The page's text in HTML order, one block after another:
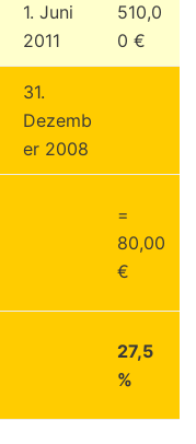
1. Juni
2011
510,0
0 €
31.
Dezemb
er 2008
=
80,00
€
27,5
%